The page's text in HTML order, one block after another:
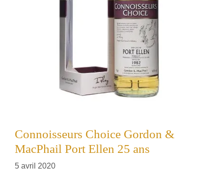
Connoisseurs Choice Gordon &
MacPhail Port Ellen 25 ans
5 avril 2020